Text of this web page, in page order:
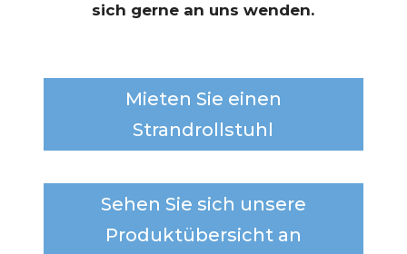
sich gerne an uns wenden.
Mieten Sie einen
Strandrollstuhl
Sehen Sie sich unsere
Produktübersicht an